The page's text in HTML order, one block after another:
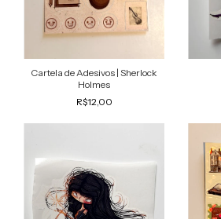
Cartela de Adesivos | Sherlock
Holmes
R$12,00